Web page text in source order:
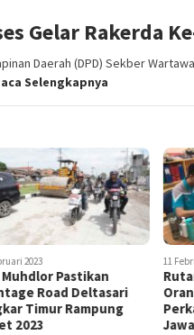
Gelar Rakerda
Daerah (DPD) Sekber
Selengkapnya
2023
Muhdlor Pastikan
Road Deltasari
Timur Rampung
2023
11